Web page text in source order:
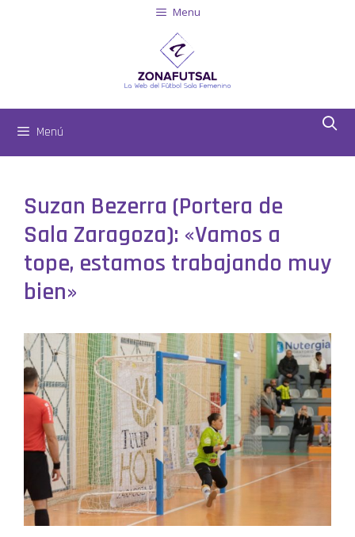
Menu
Menú
Suzan Bezerra (Portera de
Sala Zaragoza): «Vamos a
tope, estamos trabajando muy
bien»